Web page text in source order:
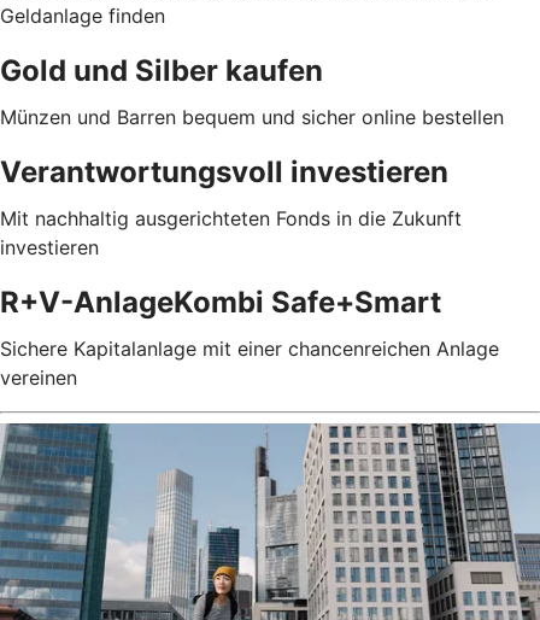
Geldanlage finden
Gold und Silber kaufen
Münzen und Barren bequem und sicher online bestellen
Verantwortungsvoll investieren
Mit nachhaltig ausgerichteten Fonds in die Zukunft
investieren
R+V-AnlageKombi Safe+Smart
Sichere Kapitalanlage mit einer chancenreichen Anlage
vereinen